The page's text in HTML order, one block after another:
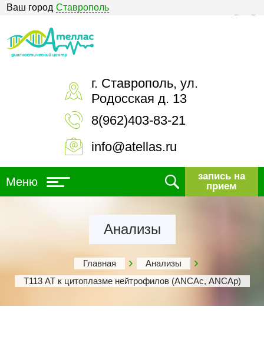
Ваш город Ставрополь
г. Ставрополь, ул.
Родосская д. 13
8(962)403-83-21
info@atellas.ru
Меню
запись на
прием
Анализы
Главная
Анализы
Т113 АТ к цитоплазме нейтрофилов (ANCAс, ANCAp)